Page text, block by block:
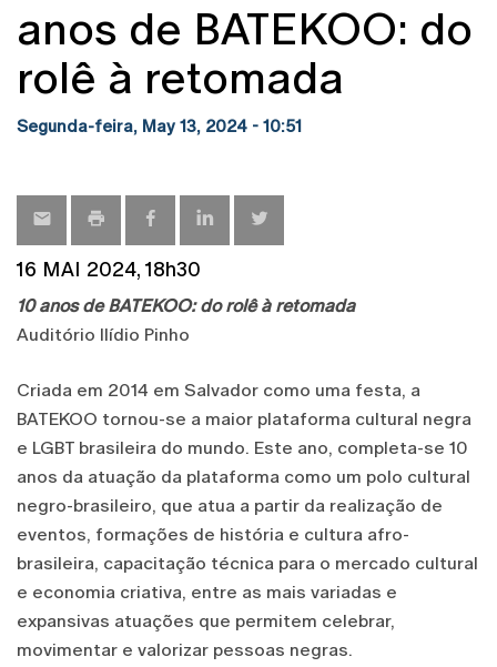
anos de BATEKOO: do
rolê à retomada
Segunda-feira, May 13, 2024 - 10:51
16 MAI 2024, 18h30
10 anos de BATEKOO: do rolê à retomada
Auditório Ilídio Pinho
Criada em 2014 em Salvador como uma festa, a
BATEKOO tornou-se a maior plataforma cultural negra
e LGBT brasileira do mundo. Este ano, completa-se 10
anos da atuação da plataforma como um polo cultural
negro-brasileiro, que atua a partir da realização de
eventos, formações de história e cultura afro-
brasileira, capacitação técnica para o mercado cultural
e economia criativa, entre as mais variadas e
expansivas atuações que permitem celebrar,
movimentar e valorizar pessoas negras.